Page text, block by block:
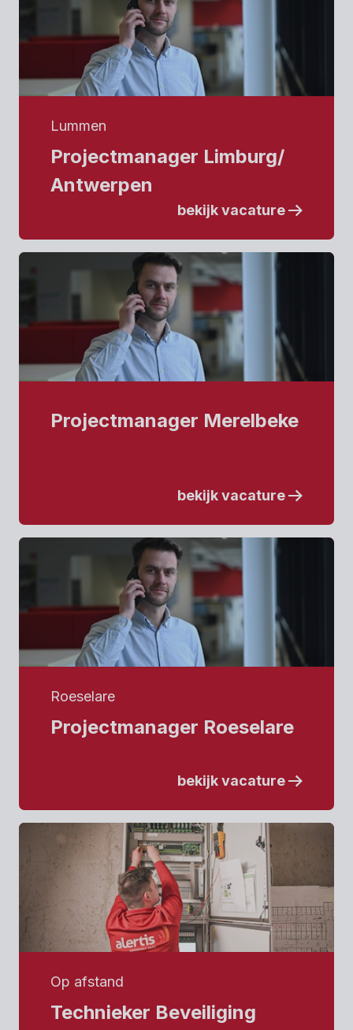
Lummen
Projectmanager Limburg/
Antwerpen
bekijk vacature
Projectmanager Merelbeke
bekijk vacature
Roeselare
Projectmanager Roeselare
bekijk vacature
Op afstand
Technieker Beveiliging